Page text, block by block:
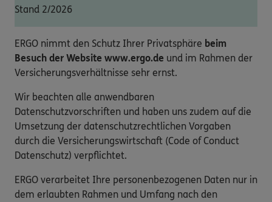
Stand 2/2026
ERGO nimmt den Schutz Ihrer Privatsphäre beim
Besuch der Website www.ergo.de und im Rahmen der
Versicherungsverhältnisse sehr ernst.
Wir beachten alle anwendbaren
Datenschutzvorschriften und haben uns zudem auf die
Umsetzung der datenschutzrechtlichen Vorgaben
durch die Versicherungswirtschaft (Code of Conduct
Datenschutz) verpflichtet.
ERGO verarbeitet Ihre personenbezogenen Daten nur in
dem erlaubten Rahmen und Umfang nach den